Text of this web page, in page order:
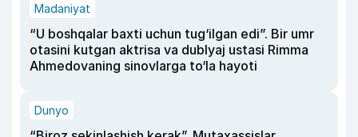
Madaniyat
“U boshqalar baxti uchun tug‘ilgan edi”. Bir umr
otasini kutgan aktrisa va dublyaj ustasi Rimma
Ahmedovaning sinovlarga to‘la hayoti
Dunyo